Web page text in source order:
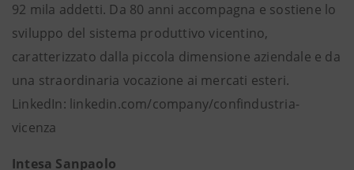
92 mila addetti. Da 80 anni accompagna e sostiene lo
sviluppo del sistema produttivo vicentino,
caratterizzato dalla piccola dimensione aziendale e da
una straordinaria vocazione ai mercati esteri.
LinkedIn: linkedin.com/company/confindustria-
vicenza
Intesa Sanpaolo